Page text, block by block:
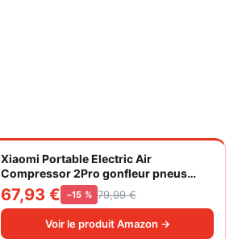
Xiaomi Portable Electric Air
Compressor 2Pro gonfleur pneus
voiture | ±1PSI Contrôle pression
pneus, 45s gonflage rapide, batterie
longue durée, avec éclairage, grand
cylindre à air 27 mm
67,93 € −15 % 79,99 €
Voir le produit Amazon →